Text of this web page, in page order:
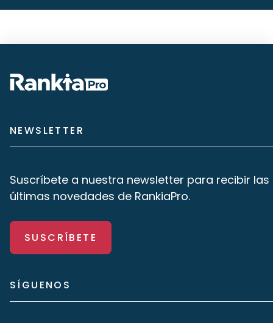
NEWSLETTER
Suscríbete a nuestra newsletter para recibir las
últimas novedades de RankiaPro.
SUSCRÍBETE
SÍGUENOS